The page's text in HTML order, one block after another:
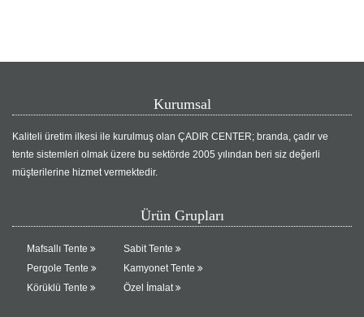
Kurumsal
Kaliteli üretim ilkesi ile kurulmuş olan ÇADIR CENTER; branda, çadır ve
tente sistemleri olmak üzere bu sektörde 2005 yılından beri siz değerli
müşterilerine hizmet vermektedir.
Ürün Grupları
Mafsallı Tente
Pergole Tente
Körüklü Tente
Sabit Tente
Kamyonet Tente
Özel İmalat